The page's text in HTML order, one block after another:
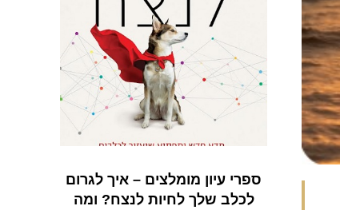
ספרי עיון מומלצים – איך לגרום
לכלב שלך לחיות לנצח? ומה